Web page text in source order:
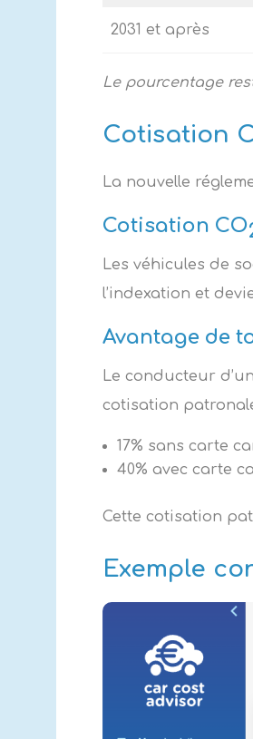
2031 et après
Le pourcentage
Cotisation
La nouvelle
Cotisation CO
Les véhicules de
l’indexation et
Avantage de
Le conducteur
cotisation
17% sans carte
40% avec carte
Cette cotisation
Exemple